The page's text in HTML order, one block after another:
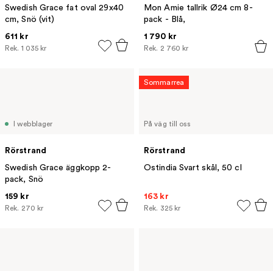
Swedish Grace fat oval 29x40
cm, Snö (vit)
611 kr
Rek. 1 035 kr
Mon Amie tallrik Ø24 cm 8-
pack - Blå,
1 790 kr
Rek. 2 760 kr
I webblager
Rörstrand
Swedish Grace äggkopp 2-
pack, Snö
159 kr
Rek. 270 kr
På väg till oss
Rörstrand
Ostindia Svart skål, 50 cl
163 kr
Rek. 325 kr
Sommarrea